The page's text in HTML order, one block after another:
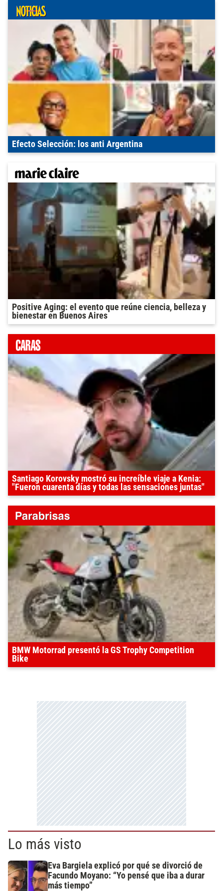
Efecto Selección: los anti Argentina
Positive Aging: el evento que reúne ciencia, belleza y
bienestar en Buenos Aires
Santiago Korovsky mostró su increíble viaje a Kenia:
"Fueron cuarenta días y todas las sensaciones juntas"
BMW Motorrad presentó la GS Trophy Competition
Bike
Lo más visto
Eva Bargiela explicó por qué se divorció de
Facundo Moyano: “Yo pensé que iba a durar
más tiempo”